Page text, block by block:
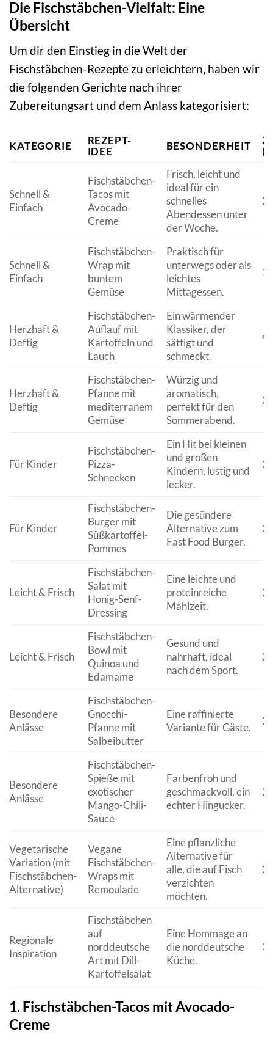
Die Fischstäbchen-Vielfalt: Eine
Übersicht
Um dir den Einstieg in die Welt der
Fischstäbchen-Rezepte zu erleichtern, haben wir
die folgenden Gerichte nach ihrer
Zubereitungsart und dem Anlass kategorisiert:
KATEGORIE
REZEPT-
IDEE
BESONDERHEIT
Schnell &
Einfach
Fischstäbchen-
Tacos mit
Avocado-
Creme
Frisch, leicht und
ideal für ein
schnelles
Abendessen unter
der Woche.
Schnell &
Einfach
Fischstäbchen-
Wrap mit
buntem
Gemüse
Praktisch für
unterwegs oder als
leichtes
Mittagessen.
Herzhaft &
Deftig
Fischstäbchen-
Auflauf mit
Kartoffeln und
Lauch
Ein wärmender
Klassiker, der
sättigt und
schmeckt.
Herzhaft &
Deftig
Fischstäbchen-
Pfanne mit
mediterranem
Gemüse
Würzig und
aromatisch,
perfekt für den
Sommerabend.
Für Kinder
Fischstäbchen-
Pizza-
Schnecken
Ein Hit bei kleinen
und großen
Kindern, lustig und
lecker.
Für Kinder
Fischstäbchen-
Burger mit
Süßkartoffel-
Pommes
Die gesündere
Alternative zum
Fast Food Burger.
Leicht & Frisch
Fischstäbchen-
Salat mit
Honig-Senf-
Dressing
Eine leichte und
proteinreiche
Mahlzeit.
Leicht & Frisch
Fischstäbchen-
Bowl mit
Quinoa und
Edamame
Gesund und
nahrhaft, ideal
nach dem Sport.
Besondere
Anlässe
Fischstäbchen-
Gnocchi-
Pfanne mit
Salbeibutter
Eine raffinierte
Variante für Gäste.
Besondere
Anlässe
Fischstäbchen-
Spieße mit
exotischer
Mango-Chili-
Sauce
Farbenfroh und
geschmackvoll, ein
echter Hingucker.
Vegetarische
Variation (mit
Fischstäbchen-
Alternative)
Vegane
Fischstäbchen-
Wraps mit
Remoulade
Eine pflanzliche
Alternative für
alle, die auf Fisch
verzichten
möchten.
Regionale
Inspiration
Fischstäbchen
auf
norddeutsche
Art mit Dill-
Kartoffelsalat
Eine Hommage an
die norddeutsche
Küche.
1. Fischstäbchen-Tacos mit Avocado-
Creme